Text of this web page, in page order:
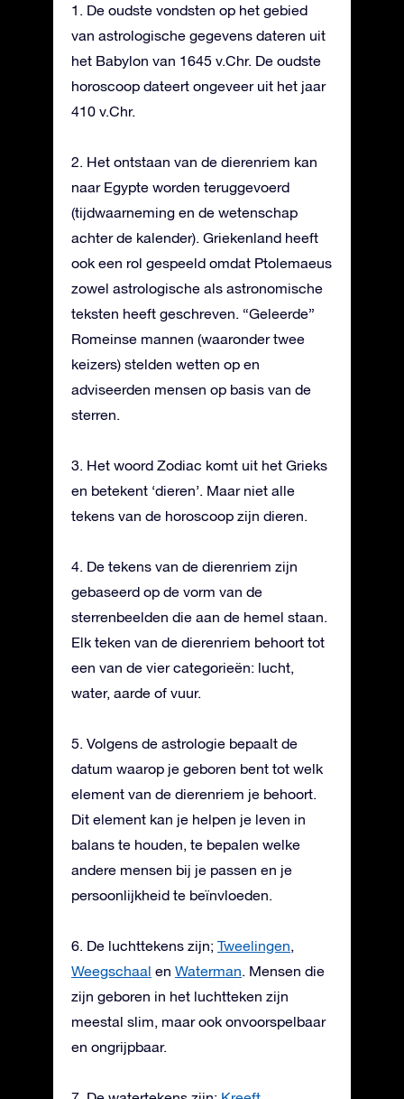
1. De oudste vondsten op het gebied
van astrologische gegevens dateren uit
het Babylon van 1645 v.Chr. De oudste
horoscoop dateert ongeveer uit het jaar
410 v.Chr.
2. Het ontstaan van de dierenriem kan
naar Egypte worden teruggevoerd
(tijdwaarneming en de wetenschap
achter de kalender). Griekenland heeft
ook een rol gespeeld omdat Ptolemaeus
zowel astrologische als astronomische
teksten heeft geschreven. “Geleerde”
Romeinse mannen (waaronder twee
keizers) stelden wetten op en
adviseerden mensen op basis van de
sterren.
3. Het woord Zodiac komt uit het Grieks
en betekent ‘dieren’. Maar niet alle
tekens van de horoscoop zijn dieren.
4. De tekens van de dierenriem zijn
gebaseerd op de vorm van de
sterrenbeelden die aan de hemel staan.
Elk teken van de dierenriem behoort tot
een van de vier categorieën: lucht,
water, aarde of vuur.
5. Volgens de astrologie bepaalt de
datum waarop je geboren bent tot welk
element van de dierenriem je behoort.
Dit element kan je helpen je leven in
balans te houden, te bepalen welke
andere mensen bij je passen en je
persoonlijkheid te beïnvloeden.
6. De luchttekens zijn; Tweelingen,
Weegschaal en Waterman. Mensen die
zijn geboren in het luchtteken zijn
meestal slim, maar ook onvoorspelbaar
en ongrijpbaar.